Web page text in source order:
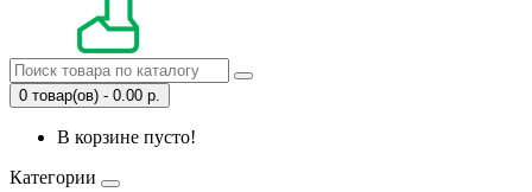
0 товар(ов) - 0.00 р.
В корзине пусто!
Категории